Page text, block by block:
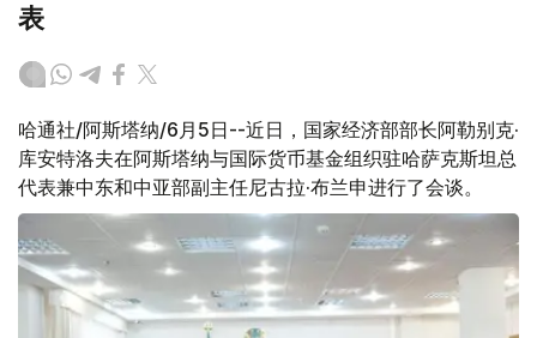
表
哈通社/阿斯塔纳/6月5日--近日，国家经济部部长阿勒别克·
库安特洛夫在阿斯塔纳与国际货币基金组织驻哈萨克斯坦总
代表兼中东和中亚部副主任尼古拉·布兰申进行了会谈。